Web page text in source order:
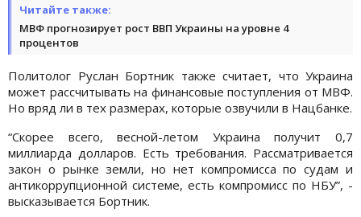
Читайте также:
МВФ прогнозирует рост ВВП Украины на уровне 4
процентов
Политолог Руслан Бортник также считает, что Украина
может рассчитывать на финансовые поступления от МВФ.
Но вряд ли в тех размерах, которые озвучили в Нацбанке.
“Скорее всего, весной-летом Украина получит 0,7
миллиарда долларов. Есть требования. Рассматривается
закон о рынке земли, но нет компромисса по судам и
антикоррупционной системе, есть компромисс по НБУ”, -
высказывается Бортник.